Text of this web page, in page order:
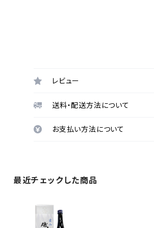
レビュー
送料・配送方法について
お支払い方法について
最近チェックした商品